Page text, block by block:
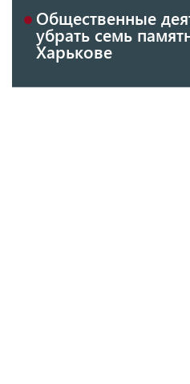
Общественные
убрать семь
Харькове